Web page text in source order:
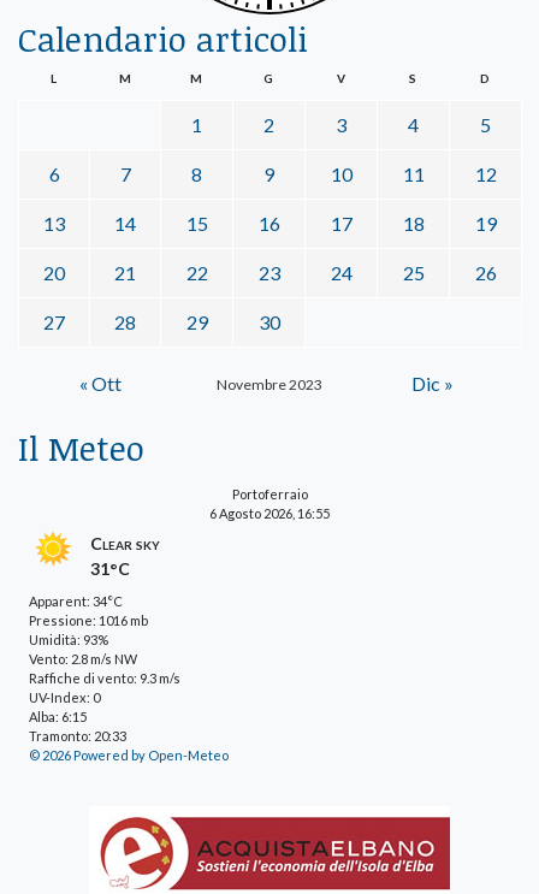
Calendario articoli
Novembre 2023
L M M G V S D
1 2 3 4 5
6 7 8 9 10 11 12
13 14 15 16 17 18 19
20 21 22 23 24 25 26
27 28 29 30
« Ott Dic »
Il Meteo
Portoferraio
6 Agosto 2026, 16:55
Clear sky
31°C
Apparent: 34°C
Pressione: 1016 mb
Umidità: 93%
Vento: 2.8 m/s NW
Raffiche di vento: 9.3 m/s
UV-Index: 0
Alba: 6:15
Tramonto: 20:33
© 2026 Powered by Open-Meteo